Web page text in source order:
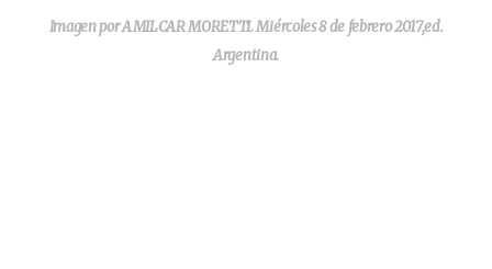
Imagen por AMILCAR MORETTI. Miércoles 8 de febrero 2017,ed.
Argentina.